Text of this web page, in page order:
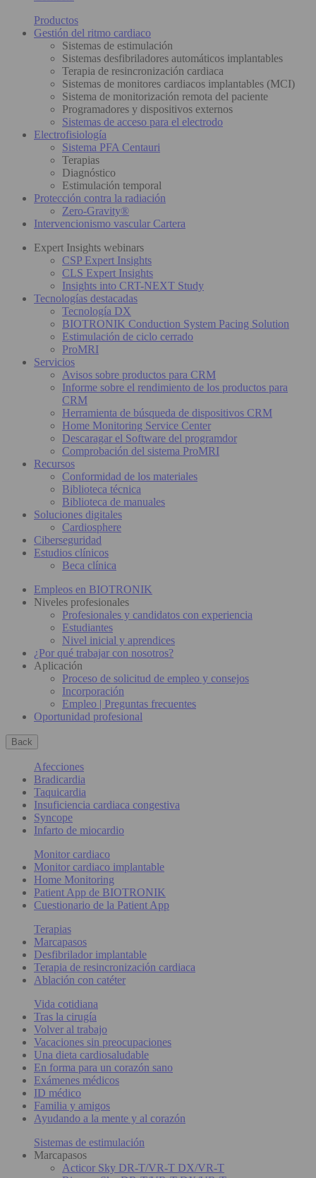
Productos
Gestión del ritmo cardiaco
Sistemas de estimulación
Sistemas desfibriladores automáticos implantables
Terapia de resincronización cardiaca
Sistemas de monitores cardiacos implantables (MCI)
Sistema de monitorización remota del paciente
Programadores y dispositivos externos
Sistemas de acceso para el electrodo
Electrofisiología
Sistema PFA Centauri
Terapias
Diagnóstico
Estimulación temporal
Protección contra la radiación
Zero-Gravity®
Intervencionismo vascular Cartera
Expert Insights webinars
CSP Expert Insights
CLS Expert Insights
Insights into CRT-NEXT Study
Tecnologías destacadas
Tecnología DX
BIOTRONIK Conduction System Pacing Solution
Estimulación de ciclo cerrado
ProMRI
Servicios
Avisos sobre productos para CRM
Informe sobre el rendimiento de los productos para
CRM
Herramienta de búsqueda de dispositivos CRM
Home Monitoring Service Center
Descaragar el Software del programdor
Comprobación del sistema ProMRI
Recursos
Conformidad de los materiales
Biblioteca técnica
Biblioteca de manuales
Soluciones digitales
Cardiosphere
Ciberseguridad
Estudios clínicos
Beca clínica
Empleos en BIOTRONIK
Niveles profesionales
Profesionales y candidatos con experiencia
Estudiantes
Nivel inicial y aprendices
¿Por qué trabajar con nosotros?
Aplicación
Proceso de solicitud de empleo y consejos
Incorporación
Empleo | Preguntas frecuentes
Oportunidad profesional
Back
Afecciones
Bradicardia
Taquicardia
Insuficiencia cardiaca congestiva
Syncope
Infarto de miocardio
Monitor cardiaco
Monitor cardiaco implantable
Home Monitoring
Patient App de BIOTRONIK
Cuestionario de la Patient App
Terapias
Marcapasos
Desfibrilador implantable
Terapia de resincronización cardiaca
Ablación con catéter
Vida cotidiana
Tras la cirugía
Volver al trabajo
Vacaciones sin preocupaciones
Una dieta cardiosaludable
En forma para un corazón sano
Exámenes médicos
ID médico
Familia y amigos
Ayudando a la mente y al corazón
Sistemas de estimulación
Marcapasos
Acticor Sky DR-T/VR-T DX/VR-T